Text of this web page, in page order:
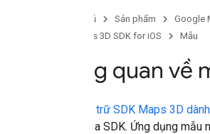
Trang chủ Sản phẩm Google
Maps 3D SDK for iOS
Mẫu
Tổng quan về
Kho lưu trữ SDK Maps 3D
năng của SDK. Ứng dụng